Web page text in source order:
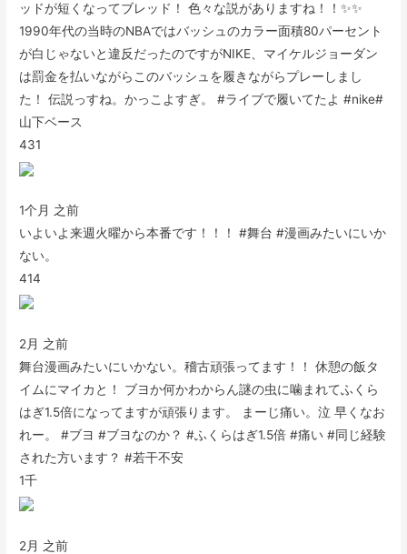
ッドが短くなってブレッド！ 色々な説がありますね！！✨✨
1990年代の当時のNBAではバッシュのカラー面積80パーセント
が白じゃないと違反だったのですがNIKE、マイケルジョーダン
は罰金を払いながらこのバッシュを履きながらプレーしまし
た！ 伝説っすね。かっこよすぎ。 #ライブで履いてたよ #nike#
山下ベース
431
1个月 之前
いよいよ来週火曜から本番です！！！ #舞台 #漫画みたいにいか
ない。
414
2月 之前
舞台漫画みたいにいかない。稽古頑張ってます！！ 休憩の飯タ
イムにマイカと！ ブヨか何かわからん謎の虫に噛まれてふくら
はぎ1.5倍になってますが頑張ります。 まーじ痛い。泣 早くなお
れー。 #ブヨ #ブヨなのか？ #ふくらはぎ1.5倍 #痛い #同じ経験
された方います？ #若干不安
1千
2月 之前